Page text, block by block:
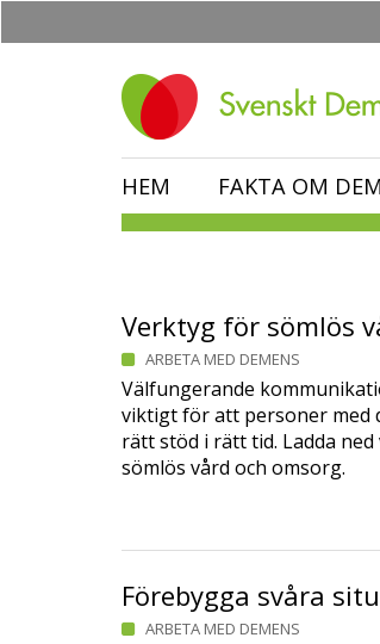
HEM FAKTA OM
Verktyg för sömlös
ARBETA MED DEMENS
Välfungerande
viktigt för att personer med
rätt stöd i rätt tid. Ladda
sömlös vård och omsorg.
Förebygga svåra
ARBETA MED DEMENS